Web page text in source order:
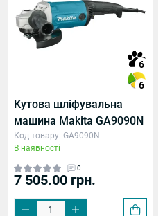
6
6
Кутова шліфувальна
машина Makita GA9090N
Код товару: GA9090N
В наявності
0
7 505.00 грн.